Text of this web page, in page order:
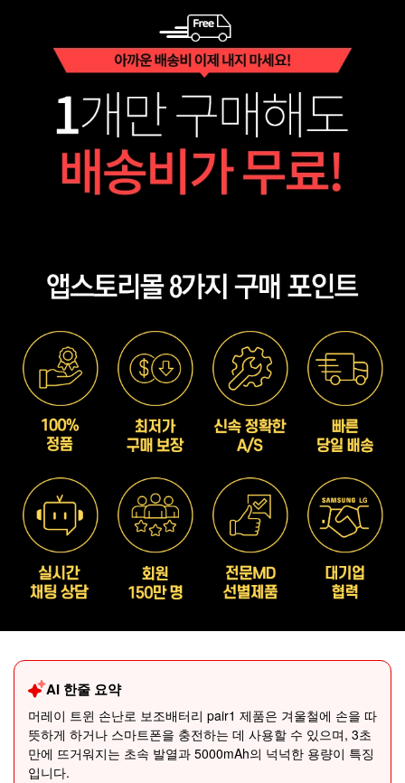
AI 한줄 요약
머레이 트윈 손난로 보조배터리 pair1 제품은 겨울철에 손을 따
뜻하게 하거나 스마트폰을 충전하는 데 사용할 수 있으며, 3초
만에 뜨거워지는 초속 발열과 5000mAh의 넉넉한 용량이 특징
입니다.